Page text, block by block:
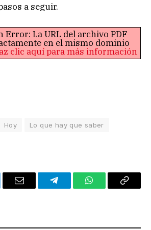
a seguir.
Error: La URL del archivo PDF
en el mismo dominio
clic aquí para más información
Hoy
Lo que hay que saber
Email TelegramWhatsAppCopy